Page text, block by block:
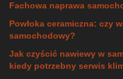
Fachowa naprawa
Powłoka ceramiczna: czy
samochodowy?
Jak czyścić nawiewy w
kiedy potrzebny serwis